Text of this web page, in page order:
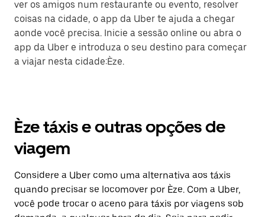
ver os amigos num restaurante ou evento, resolver
coisas na cidade, o app da Uber te ajuda a chegar
aonde você precisa. Inicie a sessão online ou abra o
app da Uber e introduza o seu destino para começar
a viajar nesta cidade:Èze.
Èze táxis e outras opções de
viagem
Considere a Uber como uma alternativa aos táxis
quando precisar se locomover por Èze. Com a Uber,
você pode trocar o aceno para táxis por viagens sob